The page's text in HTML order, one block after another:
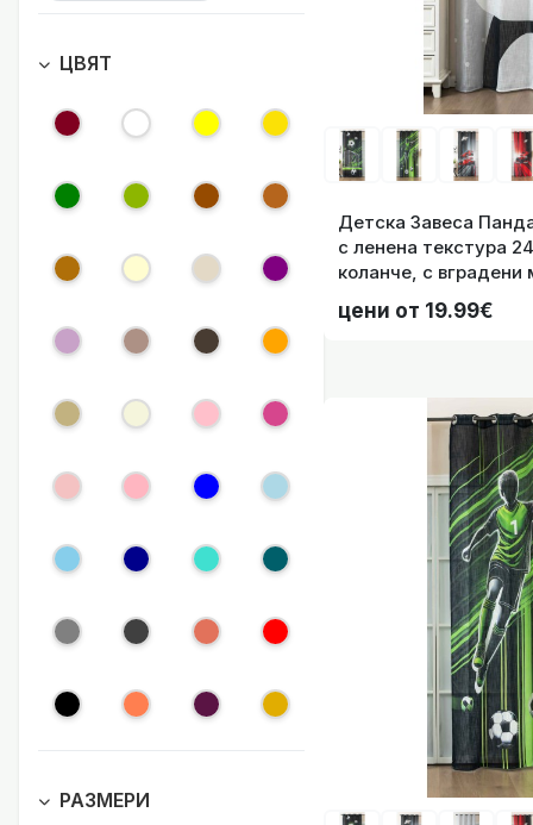
ЦВЯТ
РАЗМЕРИ
Детска Завеса Панда »Seoul
с ленена текстура
коланче, с вградени
тръбен корниз, код-
цени от 19.99€
Детска Завеса
Завеса с